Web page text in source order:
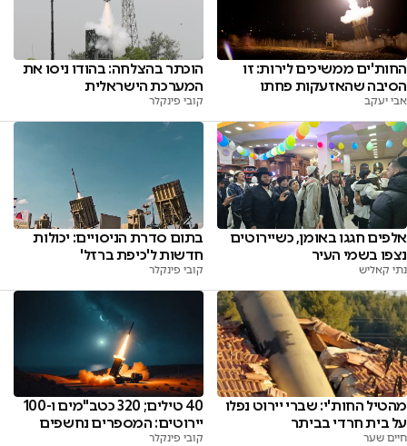
החות'ים ממשיכים לירות: זו
הסיבה שהאזעקות פחתו
אבי יעקב
הוכתר בהצלחה: בהודו ניסו את
המערכת הישראלית
קובי פינקלר
אלפים חגגו באומן, כשיירוטים
נצפו בשמי העיר
נתי קאליש
בתום סדרת הניסויים: יכולות
חדשות ל'כיפת ברזל'
קובי פינקלר
מהטיל החות'י: שברי יירוט נפלו
על בית חרדי בביתר
חיים שער
40 טילים; 320 כטב"מים ו-100
יירוטים: המספרים נחשפים
קובי פינקלר